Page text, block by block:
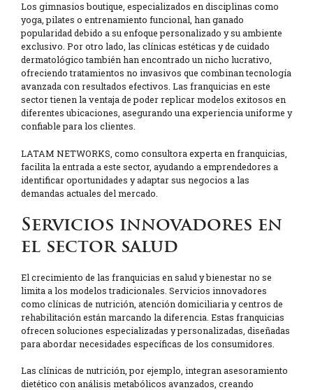
Los gimnasios boutique, especializados en disciplinas como
yoga, pilates o entrenamiento funcional, han ganado
popularidad debido a su enfoque personalizado y su ambiente
exclusivo. Por otro lado, las clínicas estéticas y de cuidado
dermatológico también han encontrado un nicho lucrativo,
ofreciendo tratamientos no invasivos que combinan tecnología
avanzada con resultados efectivos. Las franquicias en este
sector tienen la ventaja de poder replicar modelos exitosos en
diferentes ubicaciones, asegurando una experiencia uniforme y
confiable para los clientes.
LATAM NETWORKS, como consultora experta en franquicias,
facilita la entrada a este sector, ayudando a emprendedores a
identificar oportunidades y adaptar sus negocios a las
demandas actuales del mercado.
Servicios innovadores en
el sector salud
El crecimiento de las franquicias en salud y bienestar no se
limita a los modelos tradicionales. Servicios innovadores
como clínicas de nutrición, atención domiciliaria y centros de
rehabilitación están marcando la diferencia. Estas franquicias
ofrecen soluciones especializadas y personalizadas, diseñadas
para abordar necesidades específicas de los consumidores.
Las clínicas de nutrición, por ejemplo, integran asesoramiento
dietético con análisis metabólicos avanzados, creando